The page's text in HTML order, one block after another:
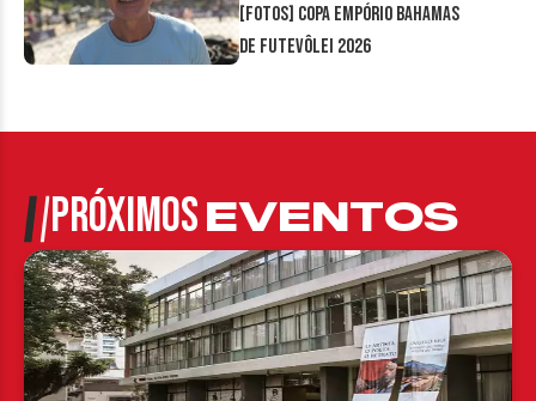
[FOTOS] Copa Empório Bahamas
de Futevôlei 2026
PRÓXIMOSEVENTOS